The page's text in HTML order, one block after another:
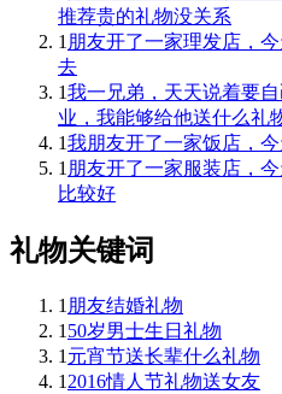
推荐贵的礼物没关系
1 朋友开了一家理发店，
去
1我一兄弟，天天说着要
业，我能够给他送什么礼
1我朋友开了一家饭店，
1 朋友开了一家服装店，
比较好
礼物关键词
1 朋友结婚礼物
1 50岁男士生日礼物
1 元宵节送长辈什么礼物
1 2016情人节礼物送女友